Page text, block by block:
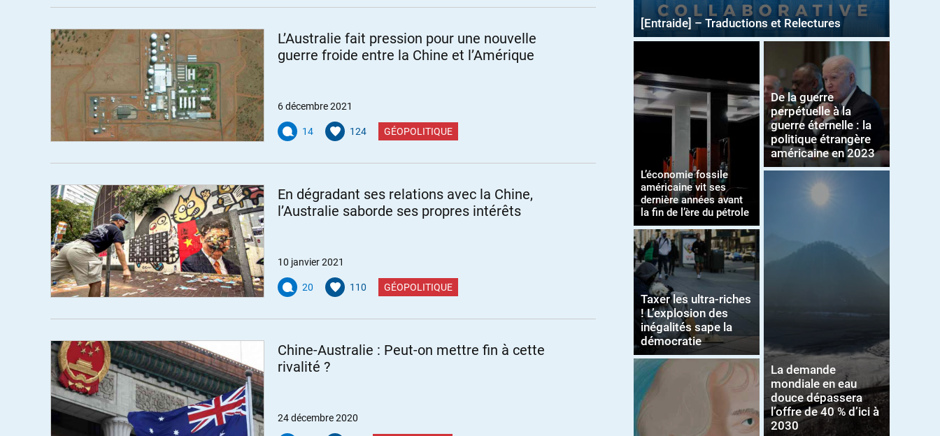
L’Australie fait pression pour une nouvelle
guerre froide entre la Chine et l’Amérique
6 décembre 2021
14 124 GÉOPOLITIQUE
En dégradant ses relations avec la Chine,
l’Australie saborde ses propres intérêts
10 janvier 2021
20 110 GÉOPOLITIQUE
Chine-Australie : Peut-on mettre fin à cette
rivalité ?
24 décembre 2020
[Entraide] – Traductions et Relectures
L’économie fossile
américaine vit ses
dernière années avant
la fin de l’ère du pétrole
Taxer les ultra-riches
! L’explosion des
inégalités sape la
démocratie
De la guerre
perpétuelle à la
guerre éternelle : la
politique étrangère
américaine en 2023
La demande
mondiale en eau
douce dépassera
l’offre de 40 % d’ici à
2030